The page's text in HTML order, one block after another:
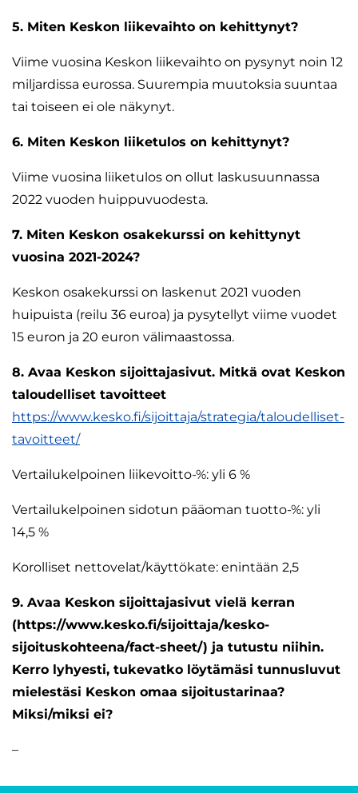
5. Miten Keskon liikevaihto on kehittynyt?
Viime vuosina Keskon liikevaihto on pysynyt noin 12
miljardissa eurossa. Suurempia muutoksia suuntaa
tai toiseen ei ole näkynyt.
6. Miten Keskon liiketulos on kehittynyt?
Viime vuosina liiketulos on ollut laskusuunnassa
2022 vuoden huippuvuodesta.
7. Miten Keskon osakekurssi on kehittynyt
vuosina 2021-2024?
Keskon osakekurssi on laskenut 2021 vuoden
huipuista (reilu 36 euroa) ja pysytellyt viime vuodet
15 euron ja 20 euron välimaastossa.
8. Avaa Keskon sijoittajasivut. Mitkä ovat Keskon
taloudelliset tavoitteet
https://www.kesko.fi/sijoittaja/strategia/taloudelliset-
tavoitteet/
Vertailukelpoinen liikevoitto-%: yli 6 %
Vertailukelpoinen sidotun pääoman tuotto-%: yli
14,5 %
Korolliset nettovelat/käyttökate: enintään 2,5
9. Avaa Keskon sijoittajasivut vielä kerran
(https://www.kesko.fi/sijoittaja/kesko-
sijoituskohteena/fact-sheet/) ja tutustu niihin.
Kerro lyhyesti, tukevatko löytämäsi tunnusluvut
mielestäsi Keskon omaa sijoitustarinaa?
Miksi/miksi ei?
–